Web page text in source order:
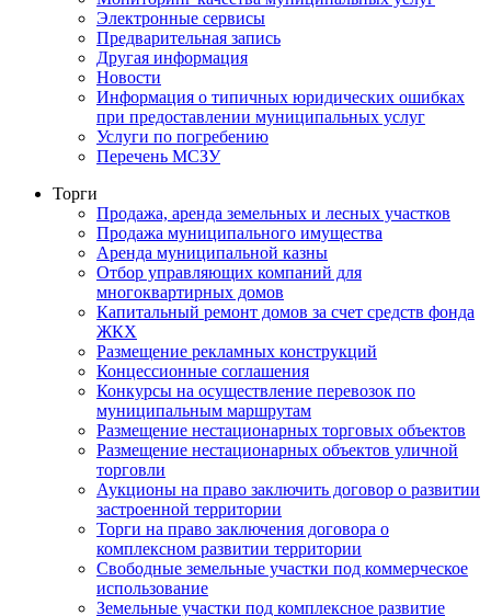
Электронные сервисы
Предварительная запись
Другая информация
Новости
Информация о типичных юридических ошибках
при предоставлении муниципальных услуг
Услуги по погребению
Перечень МСЗУ
Торги
Продажа, аренда земельных и лесных участков
Продажа муниципального имущества
Аренда муниципальной казны
Отбор управляющих компаний для
многоквартирных домов
Капитальный ремонт домов за счет средств фонда
ЖКХ
Размещение рекламных конструкций
Концессионные соглашения
Конкурсы на осуществление перевозок по
муниципальным маршрутам
Размещение нестационарных торговых объектов
Размещение нестационарных объектов уличной
торговли
Аукционы на право заключить договор о развитии
застроенной территории
Торги на право заключения договора о
комплексном развитии территории
Свободные земельные участки под коммерческое
использование
Земельные участки под комплексное развитие